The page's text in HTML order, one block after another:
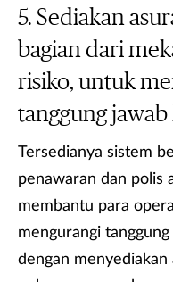
Sediakan
bagian dari
risiko, untuk
tanggung
Tersedianya sistem
penawaran dan polis
membantu para
mengurangi
dengan menyediakan